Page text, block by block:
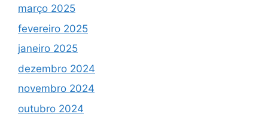
março 2025
fevereiro 2025
janeiro 2025
dezembro 2024
novembro 2024
outubro 2024